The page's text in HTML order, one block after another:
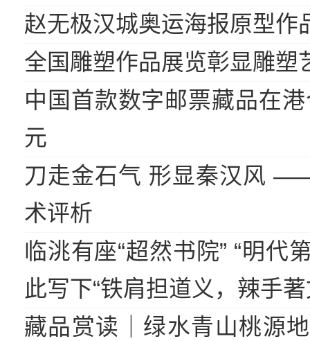
赵无极汉城奥运海报原型作
全国雕塑作品展览彰显雕塑
中国首款数字邮票藏品在
元
刀走金石气 形显秦汉风
术评析
临洮有座“超然书院” “明代
此写下“铁肩担道义，辣手
藏品赏读｜绿水青山桃源